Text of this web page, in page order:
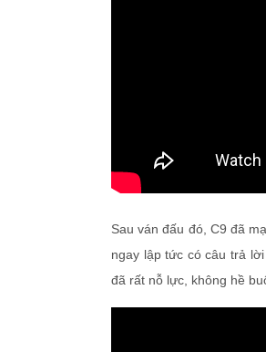
Sau ván đấu đó, C9 đã
ngay lập tức có câu trả
đã rất nỗ lực, không hề